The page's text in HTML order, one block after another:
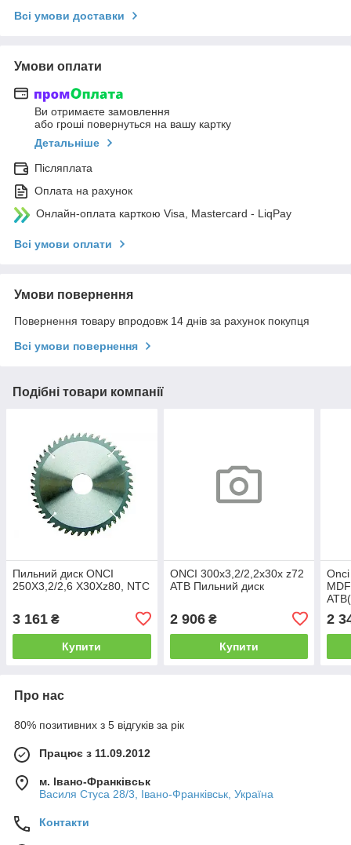
Всі умови доставки
Умови оплати
Ви отримаєте замовлення
або гроші повернуться на вашу картку
Детальніше
Післяплата
Оплата на рахунок
Онлайн-оплата карткою Visa, Mastercard - LiqPay
Всі умови оплати
Умови повернення
Повернення товару впродовж 14 днів за рахунок покупця
Всі умови повернення
Подібні товари компанії
Пильний диск ONCI
250Х3,2/2,6 Х30Хz80, NTC
3 161 ₴
Купити
ONCI 300х3,2/2,2х30x z72
ATB Пильний диск
2 906₴
Купити
2
Про нас
80% позитивних з 5 відгуків за рік
Працює з 11.09.2012
м. Івано-Франківськ
Василя Стуса 28/3, Івано-Франківськ, Україна
Контакти